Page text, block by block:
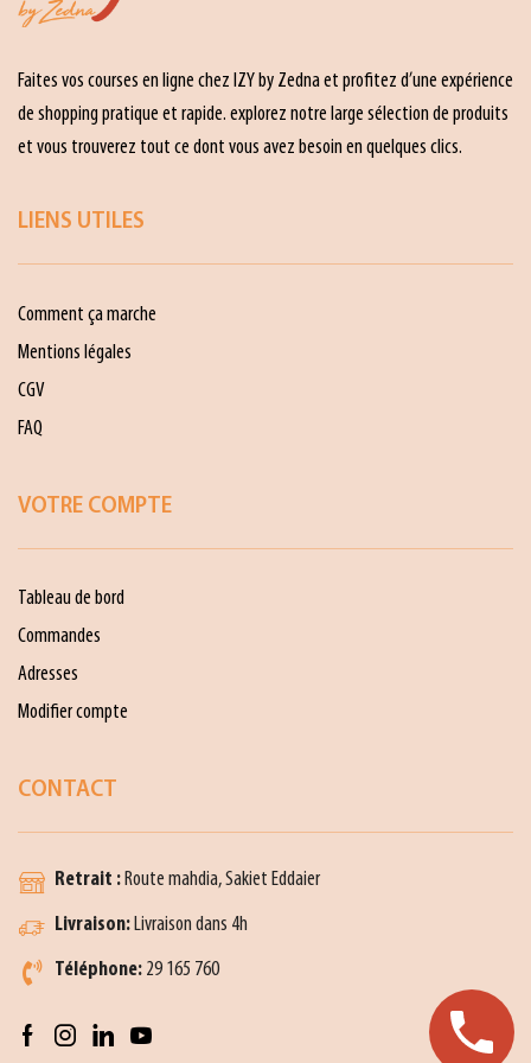
Faites vos courses en ligne chez IZY by Zedna et profitez d’une expérience
de shopping pratique et rapide. explorez notre large sélection de produits
et vous trouverez tout ce dont vous avez besoin en quelques clics.
LIENS UTILES
Comment ça marche
Mentions légales
CGV
FAQ
VOTRE COMPTE
Tableau de bord
Commandes
Adresses
Modifier compte
CONTACT
Retrait :Route mahdia, Sakiet Eddaier
Livraison:Livraison dans 4h
Téléphone: 29 165 760